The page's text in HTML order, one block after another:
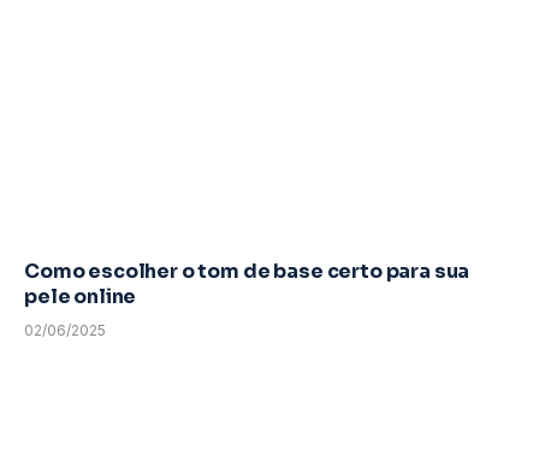
Como escolher o tom de base certo para sua
pele online
02/06/2025